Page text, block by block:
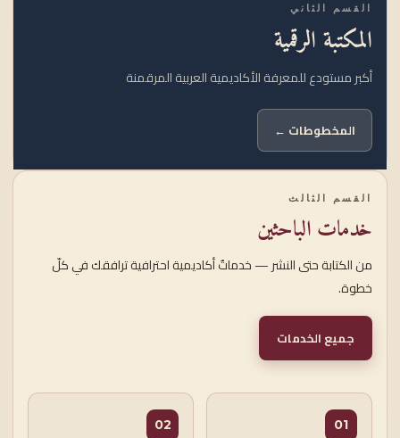
القسم الثاني
المكتبة الرقمية
أكبر مستودع للمعرفة الأكاديمية العربية المرقمنة
المخطوطات ←
القسم الثالث
خدمات الباحثين
من الكتابة حتى النشر — خدماتٌ أكاديمية احترافية ترافقك في كلّ
خطوة.
جميع الخدمات
01
02